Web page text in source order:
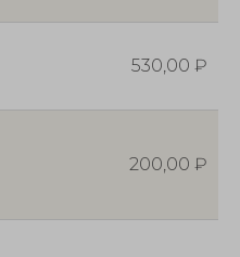
530,00 ₽
200,00 ₽